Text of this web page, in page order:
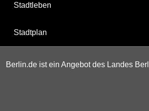
Stadtleben
Stadtplan
Berlin.de ist ein Angebot des Landes